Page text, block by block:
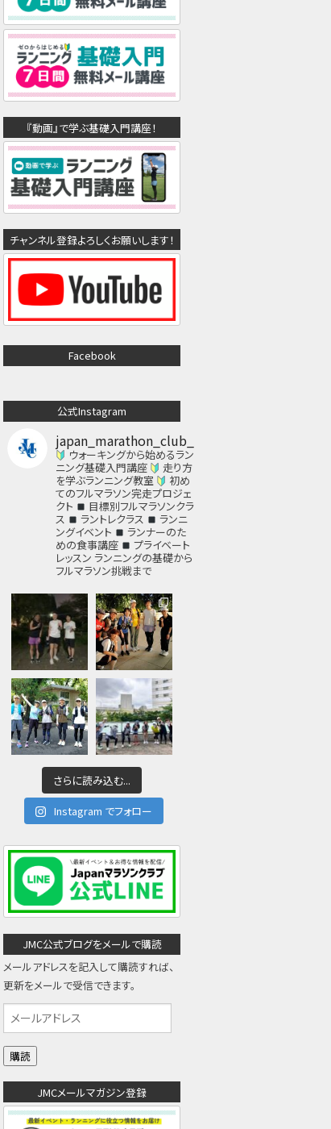
『動画』で学ぶ基礎入門講座！
チャンネル登録よろしくお願いします！
Facebook
公式Instagram
japan_marathon_club_
ウォーキングから始めるラン
ニング基礎入門講座
走り方
を学ぶランニング教室
初め
てのフルマラソン完走プロジェ
クト
目標別フルマラソンクラ
ス
ラントレクラス
ランニ
ングイベント
ランナーのた
めの食事講座
プライベート
レッスン ランニングの基礎から
フルマラソン挑戦まで
さらに読み込む...
Instagram でフォロー
JMC公式ブログをメールで購読
メールアドレスを記入して購読すれば、
更新をメールで受信できます。
ー
ル
ア
ド
レ
JMCメールマガジン登録